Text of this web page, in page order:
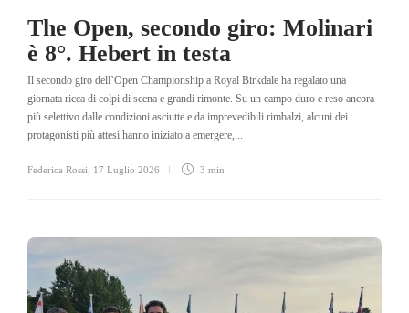
The Open, secondo giro: Molinari
è 8°. Hebert in testa
Il secondo giro dell’Open Championship a Royal Birkdale ha regalato una
giornata ricca di colpi di scena e grandi rimonte. Su un campo duro e reso ancora
più selettivo dalle condizioni asciutte e da imprevedibili rimbalzi, alcuni dei
protagonisti più attesi hanno iniziato a emergere,...
Federica Rossi, 17 Luglio 2026 3 min